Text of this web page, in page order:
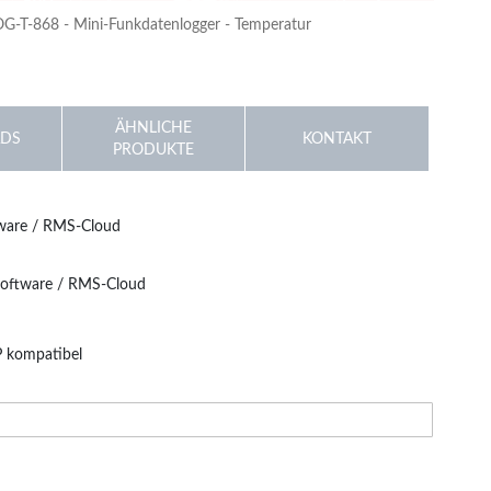
T-868 - Mini-Funkdatenlogger - Temperatur
System. Das kleine Gehäuse und die
Logger ist mit verschiedenen Sensorik-Varianten
Mit dieser Vielseitigkeit lassen sich
Fremdgeräte.
/ RMS-Cloud
/ RMS-Cloud
kompatibel
ÄHNLICHE
PRODUKTE
KONTAKT